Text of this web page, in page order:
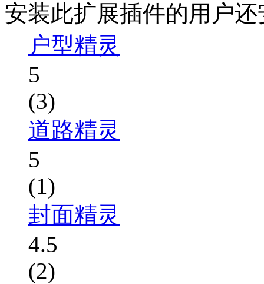
安装此扩展插件的用户
户型精灵
5
(3)
道路精灵
5
(1)
封面精灵
4.5
(2)